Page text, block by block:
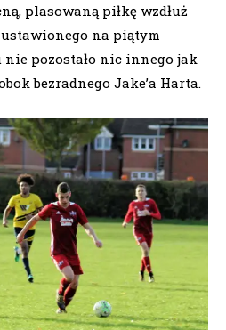
plasowaną piłkę wzdłuż
na piątym
nie pozostało nic innego jak
bezradnego Jake’a Harta.